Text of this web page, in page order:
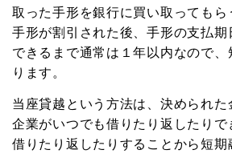
取った手形を銀行に買い取ってもら
手形が割引された後、手形の支払期
できるまで通常は１年以内なので、
ります。
当座貸越という方法は、決められ
企業がいつでも借りたり返したり
借りたり返したりすることから短期